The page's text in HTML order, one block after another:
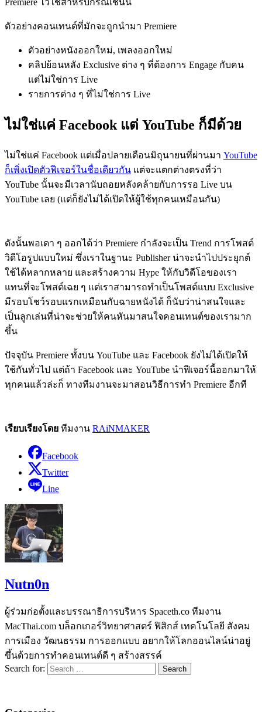
Premiere ไว้ใช้สำหรับกรณีเช่นนี้
ตัวอย่างคอนเทนต์ที่มักจะถูกนำมา Premiere
ตัวอย่างหนังออกใหม่, เพลงออกใหม่
คลิปย้อนหลัง Exclusive ต่าง ๆ ที่ต้องการ Engage กับคน
แต่ไม่ใช่การ Live
รายการต่าง ๆ ที่ไม่ใช่การ Live
ไม่ใช่แค่ Facebook แต่ YouTube ก็มีด้วย
ไม่ใช่แค่ Facebook แต่เมื่อปลายเดือนมิถุนายนที่ผ่านมา YouTube
ก็เพิ่งเปิดตัวฟีเจอร์ในชื่อเดียวกัน แต่จะแตกต่างตรงที่ว่า
YouTube นั้นจะมีเวลานับถอยหลังคล้ายกับการรอ Live บน
YouTube เลย (แต่ก็ยังไม่ได้เปิดให้ผู้ใช้ทุกคนเหมือนกัน)
ดังนั้นพอเดา ๆ ออกได้ว่า Premiere กำลังจะเป็น Trend การโพสต์
วิดีโอรูปแบบใหม่ ซึ่งเราในฐานะ Publisher น่าจะนำไปประยุกต์
ใช้ได้หลากหลาย และสร้างความ Hype ให้กับวิดีโอของเรา
แทนที่จะโพสต์เฉย ๆ แต่เราสามารถทำเป็นโพสต์แบบ Exclusive
มีรอบโชว์รอบแรกเหมือนกับฉายหนังได้ ก็นับว่าน่าสนใจและ
เป็นลูกเล่นที่น่าจะช่วยให้คนหันมาสนใจคอนเทนต์ของเรามาก
ขึ้น
ปัจจุบัน Premiere ทั้งบน YouTube และ Facebook ยังไม่ได้เปิดให้
ใช้กันทั่วไป แต่ถ้า Facebook และ YouTube นำฟีเจอร์นี้ออกมาให้
ทุกคนแล้วล่ะก็ ทางทีมงานจะมาสอนวิธีการทำ Premiere อีกที
เรียบเรียงโดย ทีมงาน RAiNMAKER
Facebook
Twitter
Line
Nutn0n
ผู้ร่วมก่อตั้งและบรรณาธิการบริหาร Spaceth.co ทีมงาน
MacThai.com บล็อกเกอร์วิทยาศาสตร์ ฟิสิกส์ เทคโนโลยี สังคม
การเมือง วัฒนธรรม การออกแบบ อยากให้โลกออนไลน์น่าอยู่
ขึ้นด้วยการทำคอนเทนต์ดี ๆ สร้างสรรค์
Search for: